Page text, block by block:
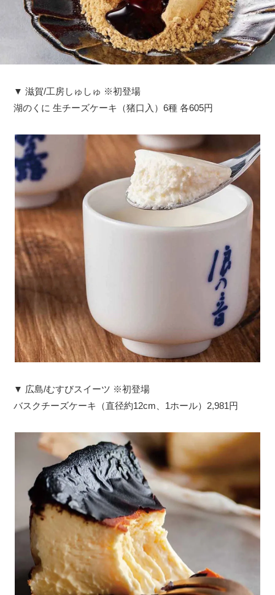
▼ 滋賀/工房しゅしゅ ※初登場
湖のくに 生チーズケーキ（猪口入）6種 各605円
▼ 広島/むすびスイーツ ※初登場
バスクチーズケーキ（直径約12cm、1ホール）2,981円